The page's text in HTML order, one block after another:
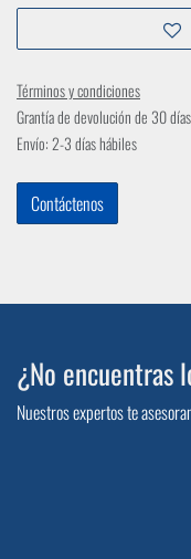
Términos y condiciones
Grantía de devolución de 30 días
Envío: 2-3 días hábiles
Contáctenos
¿No encuentras
Nuestros expertos te